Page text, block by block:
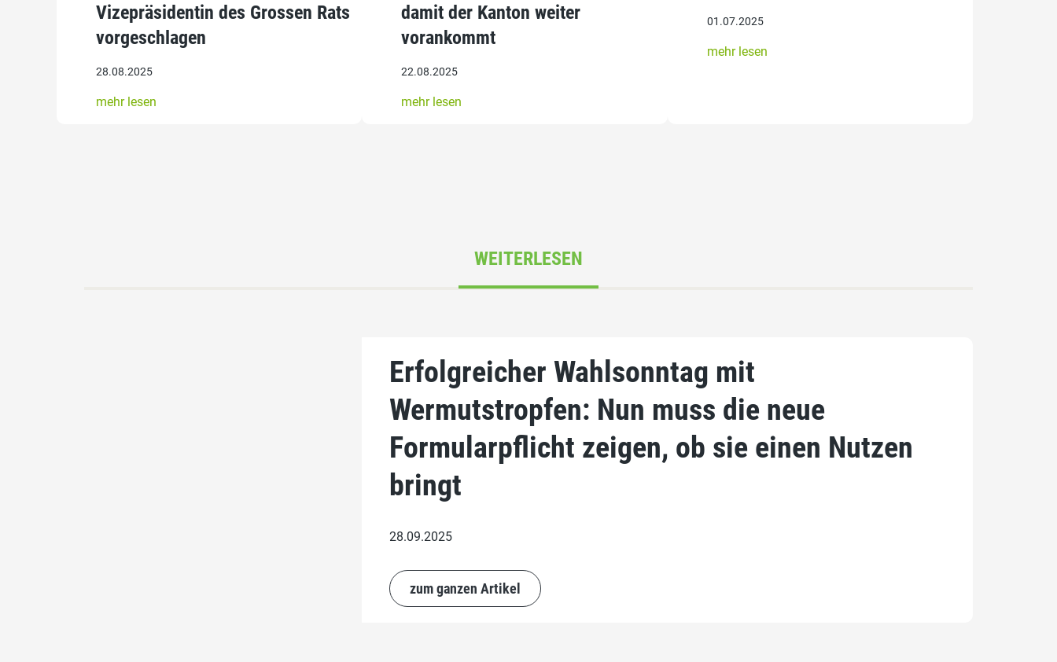
Vizepräsidentin des Grossen Rats
vorgeschlagen
28.08.2025
mehr lesen
damit der Kanton weiter
vorankommt
22.08.2025
mehr lesen
01.07.2025
mehr lesen
WEITERLESEN
Erfolgreicher Wahlsonntag mit
Wermutstropfen: Nun muss die neue
Formularpflicht zeigen, ob sie einen Nutzen
bringt
28.09.2025
zum ganzen Artikel